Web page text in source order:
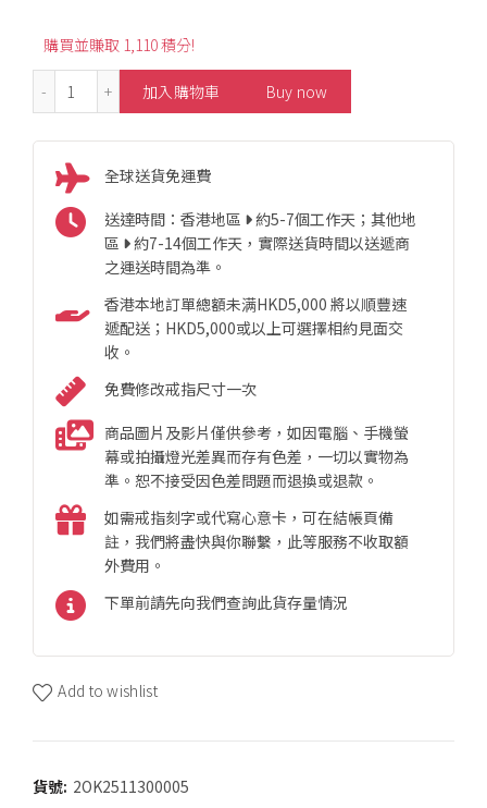
購買並賺取 1,110 積分!
S925 Fancy Sapphire Clasp Earrings 數量
加入購物車 Buy now
全球送貨免運費
送達時間：香港地區
約5-7個工作天；其他地
區
約7-14個工作天，實際送貨時間以送遞商
之運送時間為準。
香港本地訂單總額未满HKD5,000 將以順豐速
遞配送；HKD5,000或以上可選擇相約見面交
收。
免費修改戒指尺寸一次
商品圖片及影片僅供參考，如因電腦、手機螢
幕或拍攝燈光差異而存有色差，一切以實物為
準。恕不接受因色差問題而退換或退款。
如需戒指刻字或代寫心意卡，可在結帳頁備
註，我們將盡快與你聯繫，此等服務不收取額
外費用。
下單前請先向我們查詢此貨存量情況
Add to wishlist
貨號: 2OK2511300005